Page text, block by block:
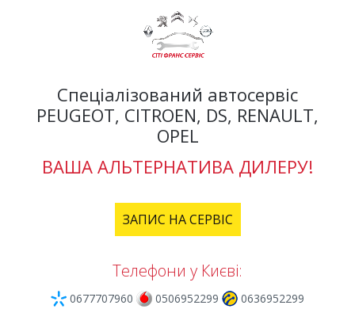
Спеціалізований автосервіс
PEUGEOT, CITROEN, DS, RENAULT,
OPEL
ВАША АЛЬТЕРНАТИВА ДИЛЕРУ!
ЗАПИС НА СЕРВІС
Телефони у Києві:
0677707960 0506952299 0636952299